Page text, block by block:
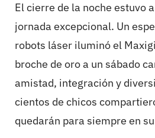
El cierre de la noche estuvo
jornada excepcional. Un
robots láser iluminó el
broche de oro a un sábado
amistad, integración y
cientos de chicos
quedarán para siempre en